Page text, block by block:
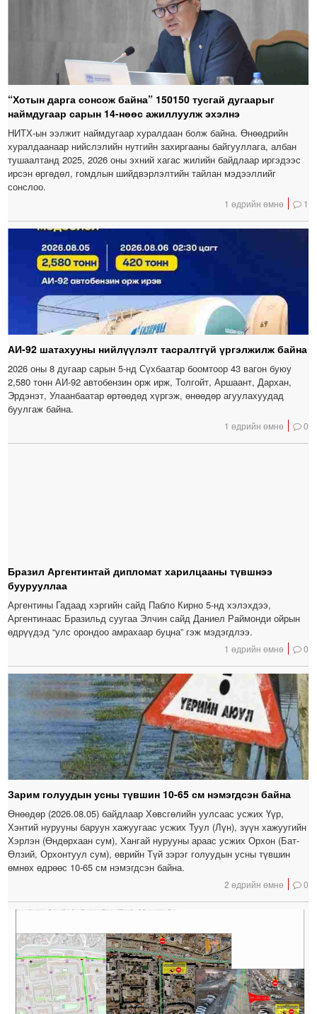
“Хотын дарга сонсож байна” 150150 тусгай дугаарыг
наймдугаар сарын 14-нөөс ажиллуулж эхэлнэ
НИТХ-ын ээлжит наймдугаар хуралдаан болж байна. Өнөөдрийн
хуралдаанаар нийслэлийн нутгийн захиргааны байгууллага, албан
тушаалтанд 2025, 2026 оны эхний хагас жилийн байдлаар иргэдээс
ирсэн өргөдөл, гомдлын шийдвэрлэлтийн тайлан мэдээллийг
сонслоо.
1 өдрийн өмнө 1
АИ-92 шатахууны нийлүүлэлт тасралтгүй үргэлжилж байна
2026 оны 8 дугаар сарын 5-нд Сүхбаатар боомтоор 43 вагон буюу
2,580 тонн АИ-92 автобензин орж ирж, Толгойт, Аршаант, Дархан,
Эрдэнэт, Улаанбаатар өртөөдөд хүргэж, өнөөдөр агуулахуудад
буулгаж байна.
1 өдрийн өмнө 0
Бразил Аргентинтай дипломат харилцааны түвшнээ
буурууллаа
Аргентины Гадаад хэргийн сайд Пабло Кирно 5-нд хэлэхдээ,
Аргентинаас Бразильд суугаа Элчин сайд Даниел Раймонди ойрын
өдрүүдэд “улс орондоо амрахаар буцна” гэж мэдэгдлээ.
1 өдрийн өмнө 0
Зарим голуудын усны түвшин 10-65 см нэмэгдсэн байна
Өнөөдөр (2026.08.05) байдлаар Хөвсгөлийн уулсаас усжих Үүр,
Хэнтий нурууны баруун хажуугаас усжих Туул (Лүн), зүүн хажуугийн
Хэрлэн (Өндөрхаан сум), Хангай нурууны араас усжих Орхон (Бат-
Өлзий, Орхонтуул сум), өврийн Түй зэрэг голуудын усны түвшин
өмнөх өдрөөс 10-65 см нэмэгдсэн байна.
2 өдрийн өмнө 0